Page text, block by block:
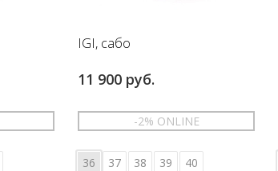
IGI, сабо
11 900 руб.
-2% ONLINE
36 37 38 39 40